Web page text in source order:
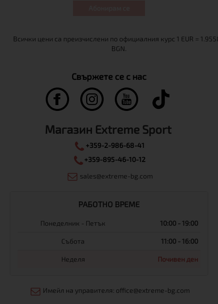
Свържете се с нас
Магазин Extreme Sport
+359-2-986-68-41
+359-895-46-10-12
sales@extreme-bg.com
РАБОТНО ВРЕМЕ
Понеделник - Петък 10:00 - 19:00
Събота 11:00 - 16:00
Неделя Почивен ден
Имейл на управителя: office@extreme-bg.com